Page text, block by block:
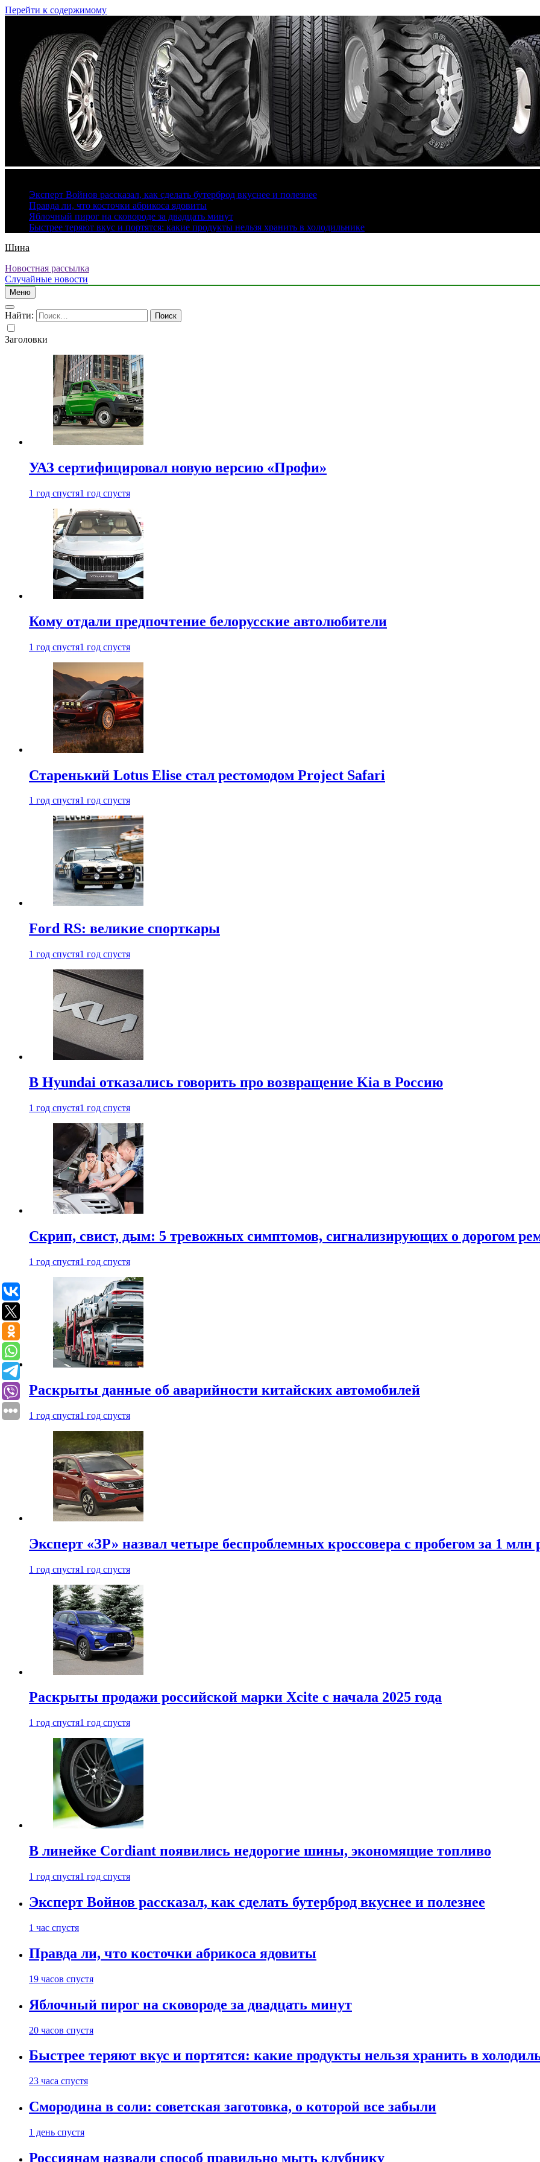
Перейти к содержимому
Эксперт Войнов рассказал, как сделать бутерброд вкуснее и полезнее
Правда ли, что косточки абрикоса ядовиты
Яблочный пирог на сковороде за двадцать минут
Быстрее теряют вкус и портятся: какие продукты нельзя хранить в холодильнике
Шина
Новостная рассылка
Случайные новости
Меню
Найти:
Заголовки
УАЗ сертифицировал новую версию «Профи»
1 год спустя1 год спустя
Кому отдали предпочтение белорусские автолюбители
1 год спустя1 год спустя
Старенький Lotus Elise стал рестомодом Project Safari
1 год спустя1 год спустя
Ford RS: великие спорткары
1 год спустя1 год спустя
В Hyundai отказались говорить про возвращение Kia в Россию
1 год спустя1 год спустя
Скрип, свист, дым: 5 тревожных симптомов, сигнализирующих о дорогом
1 год спустя1 год спустя
Раскрыты данные об аварийности китайских автомобилей
1 год спустя1 год спустя
Эксперт «ЗР» назвал четыре беспроблемных кроссовера с пробегом за 1 млн
1 год спустя1 год спустя
Раскрыты продажи российской марки Xcite с начала 2025 года
1 год спустя1 год спустя
В линейке Cordiant появились недорогие шины, экономящие топливо
1 год спустя1 год спустя
Эксперт Войнов рассказал, как сделать бутерброд вкуснее и полезнее
1 час спустя
Правда ли, что косточки абрикоса ядовиты
19 часов спустя
Яблочный пирог на сковороде за двадцать минут
20 часов спустя
Быстрее теряют вкус и портятся: какие продукты нельзя хранить в
23 часа спустя
Смородина в соли: советская заготовка, о которой все забыли
1 день спустя
Россиянам назвали способ правильно мыть клубнику